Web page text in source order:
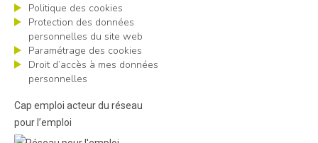
Politique des cookies
Protection des données
personnelles du site web
Paramétrage des cookies
Droit d’accès à mes données
personnelles
Cap emploi acteur du réseau
pour l’emploi